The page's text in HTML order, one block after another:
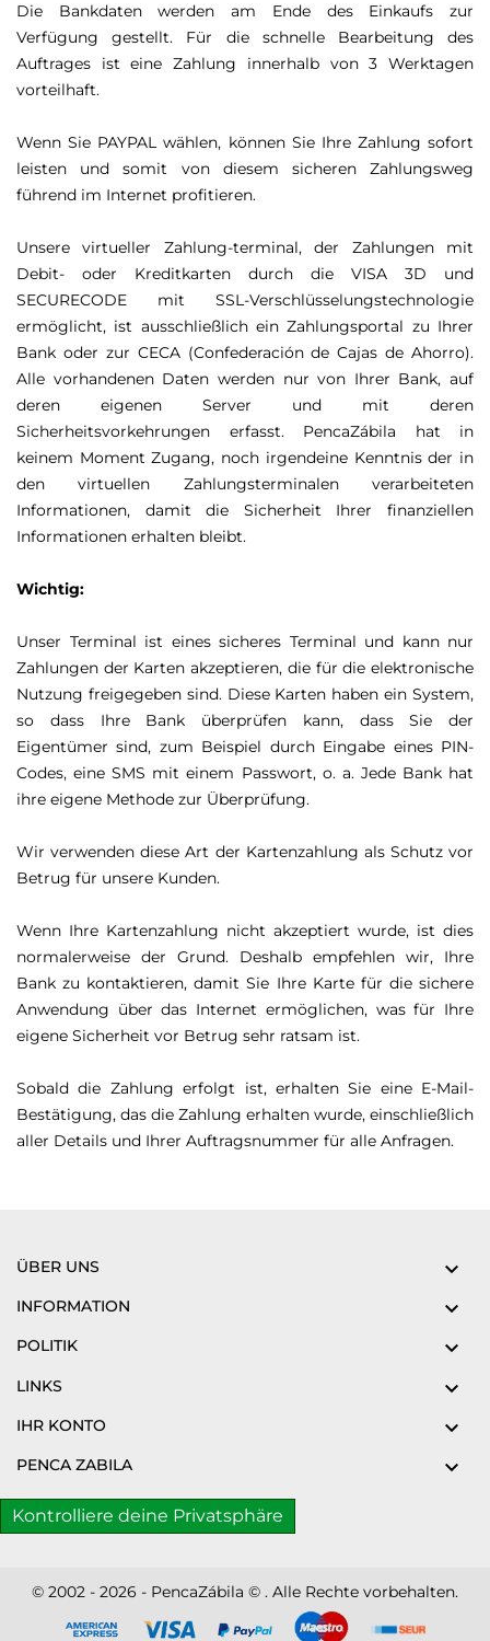
Die Bankdaten werden am Ende des Einkaufs zur
Verfügung gestellt. Für die schnelle Bearbeitung des
Auftrages ist eine Zahlung innerhalb von 3 Werktagen
vorteilhaft.
Wenn Sie PAYPAL wählen, können Sie Ihre Zahlung sofort
leisten und somit von diesem sicheren Zahlungsweg
führend im Internet profitieren.
Unsere virtueller Zahlung-terminal, der Zahlungen mit
Debit- oder Kreditkarten durch die VISA 3D und
SECURECODE mit SSL-Verschlüsselungstechnologie
ermöglicht, ist ausschließlich ein Zahlungsportal zu Ihrer
Bank oder zur CECA (Confederación de Cajas de Ahorro).
Alle vorhandenen Daten werden nur von Ihrer Bank, auf
deren eigenen Server und mit deren
Sicherheitsvorkehrungen erfasst. PencaZábila hat in
keinem Moment Zugang, noch irgendeine Kenntnis der in
den virtuellen Zahlungsterminalen verarbeiteten
Informationen, damit die Sicherheit Ihrer finanziellen
Informationen erhalten bleibt.
Wichtig:
Unser Terminal ist eines sicheres Terminal und kann nur
Zahlungen der Karten akzeptieren, die für die elektronische
Nutzung freigegeben sind. Diese Karten haben ein System,
so dass Ihre Bank überprüfen kann, dass Sie der
Eigentümer sind, zum Beispiel durch Eingabe eines PIN-
Codes, eine SMS mit einem Passwort, o. a. Jede Bank hat
ihre eigene Methode zur Überprüfung.
Wir verwenden diese Art der Kartenzahlung als Schutz vor
Betrug für unsere Kunden.
Wenn Ihre Kartenzahlung nicht akzeptiert wurde, ist dies
normalerweise der Grund. Deshalb empfehlen wir, Ihre
Bank zu kontaktieren, damit Sie Ihre Karte für die sichere
Anwendung über das Internet ermöglichen, was für Ihre
eigene Sicherheit vor Betrug sehr ratsam ist.
Sobald die Zahlung erfolgt ist, erhalten Sie eine E-Mail-
Bestätigung, das die Zahlung erhalten wurde, einschließlich
aller Details und Ihrer Auftragsnummer für alle Anfragen.
ÜBER UNS 
INFORMATION 
POLITIK 
LINKS 
IHR KONTO 
PENCA ZABILA 
Kontrolliere deine Privatsphäre
© 2002 - 2026 - PencaZábila © . Alle Rechte vorbehalten.